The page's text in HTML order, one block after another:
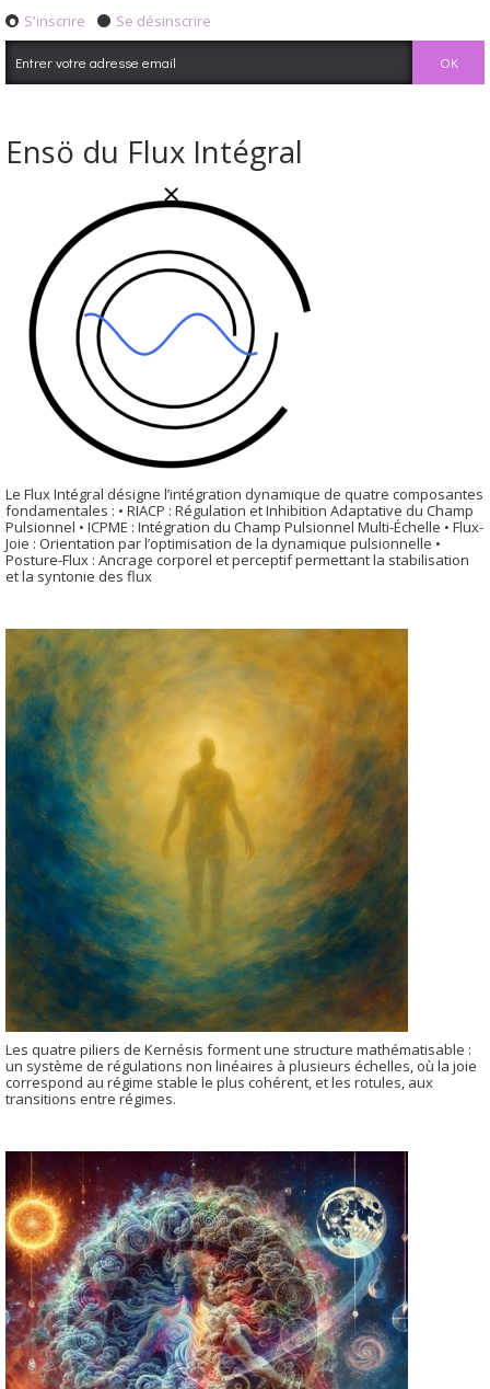
S'inscrire Se désinscrire
Ensö du Flux Intégral
Le Flux Intégral désigne l’intégration dynamique de quatre composantes
fondamentales : • RIACP : Régulation et Inhibition Adaptative du Champ
Pulsionnel • ICPME : Intégration du Champ Pulsionnel Multi-Échelle • Flux-
Joie : Orientation par l’optimisation de la dynamique pulsionnelle •
Posture-Flux : Ancrage corporel et perceptif permettant la stabilisation
et la syntonie des flux
Les quatre piliers de Kernésis forment une structure mathématisable :
un système de régulations non linéaires à plusieurs échelles, où la joie
correspond au régime stable le plus cohérent, et les rotules, aux
transitions entre régimes.